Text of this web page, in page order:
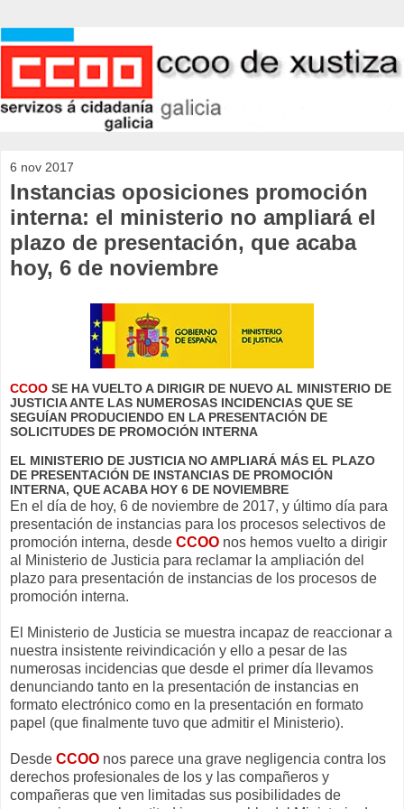
6 nov 2017
Instancias oposiciones promoción
interna: el ministerio no ampliará el
plazo de presentación, que acaba
hoy, 6 de noviembre
CCOO SE HA VUELTO A DIRIGIR DE NUEVO AL MINISTERIO DE
JUSTICIA ANTE LAS NUMEROSAS INCIDENCIAS QUE SE
SEGUÍAN PRODUCIENDO EN LA PRESENTACIÓN DE
SOLICITUDES DE PROMOCIÓN INTERNA
EL MINISTERIO DE JUSTICIA NO AMPLIARÁ MÁS EL PLAZO
DE PRESENTACIÓN DE INSTANCIAS DE PROMOCIÓN
INTERNA, QUE ACABA HOY 6 DE NOVIEMBRE
En el día de hoy, 6 de noviembre de 2017, y último día para
presentación de instancias para los procesos selectivos de
promoción interna, desde CCOO nos hemos vuelto a dirigir
al Ministerio de Justicia para reclamar la ampliación del
plazo para presentación de instancias de los procesos de
promoción interna.
El Ministerio de Justicia se muestra incapaz de reaccionar a
nuestra insistente reivindicación y ello a pesar de las
numerosas incidencias que desde el primer día llevamos
denunciando tanto en la presentación de instancias en
formato electrónico como en la presentación en formato
papel (que finalmente tuvo que admitir el Ministerio).
Desde CCOO nos parece una grave negligencia contra los
derechos profesionales de los y las compañeros y
compañeras que ven limitadas sus posibilidades de